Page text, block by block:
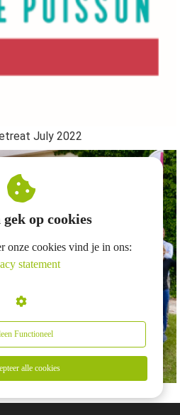
July 2022
op cookies
onze cookies vind je in ons:
statement
Functioneel
alle cookies